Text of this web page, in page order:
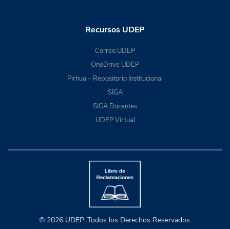
Recursos UDEP
Correo UDEP
OneDrive UDEP
Pirhua – Repositorio Institucional
SIGA
SIGA Docentes
UDEP Virtual
© 2026 UDEP. Todos los Derechos Reservados.